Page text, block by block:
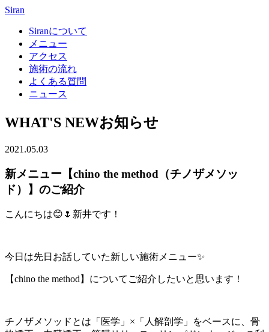
Siran
Siranについて
メニュー
アクセス
施術の流れ
よくある質問
ニュース
WHAT'S NEWお知らせ
2021.05.03
新メニュー【chino the method（チノザメソッ
ド）】のご紹介
こんにちは😊🌷新井です！
今日は先日お話していた新しい施術メニュー✨
【chino the method】についてご紹介したいと思います！
チノザメソッドとは「医学」×「人解剖学」をベースに、骨